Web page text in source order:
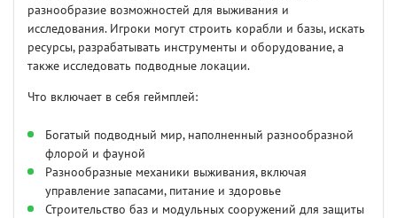
разнообразие возможностей для выживания и
исследования. Игроки могут строить корабли и базы, искать
ресурсы, разрабатывать инструменты и оборудование, а
также исследовать подводные локации.
Что включает в себя геймплей:
Богатый подводный мир, наполненный разнообразной
флорой и фауной
Разнообразные механики выживания, включая
управление запасами, питание и здоровье
Строительство баз и модульных сооружений для защиты